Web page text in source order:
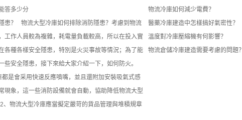
答多少分
物流冷庫如何減少電費？
患？ 物流大型冷庫如何排除消防隱患？考慮到物流
工作人員較為複雜，耗電量負載較高，所以在投入實
各種各樣安全隱患，特別是火災事故等情況；為了能
些安全隱患，接下來給大家介紹一下，如何防火。
是會采用快速反應噴嘴，並且還附加安裝吸氣式感
現象，這一些消防設備就會自動，協助降低物流大型
、物流大型冷庫應當擬定嚴苛的貨品管理與堆積規章
醫藥冷庫建造中怎樣搞好氣密性？
溫度對冷庫壓縮機有何影響？
物流倉儲冷庫建造需要考慮的問題？